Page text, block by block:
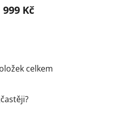
999 Kč
O
l
á
celkem